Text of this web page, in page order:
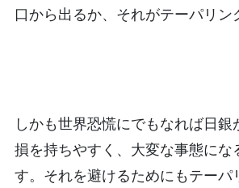
口から出るか、それがテーパリン
しかも世界恐慌にでもなれば日銀
損を持ちやすく、大変な事態にな
す。それを避けるためにもテーパ